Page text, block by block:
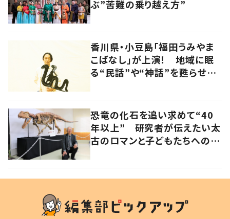
ぶ”苦難の乗り越え方”
香川県・小豆島「福田うみやま
こばなし」が上演！ 地域に眠
る“民話”や“神話”を甦らせつ
恐竜の化石を追い求めて“40
年以上” 研究者が伝えたい太
古のロマンと子どもたちへのメ